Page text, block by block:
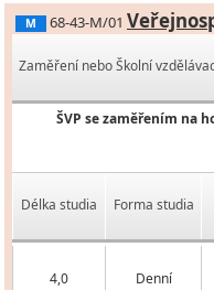
M 68-43-M/01
Zaměření nebo Školní
ŠVP se zaměřením na
Délka studia Forma studia
4,0 Denní